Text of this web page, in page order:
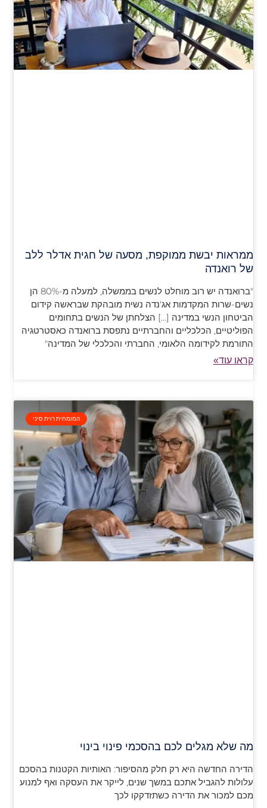
ממראות יבשת ממוקפת, מסעה של חגית אדלר ללב
של רואנדה
"ברואנדה יש רוב מוחלט לנשים בממשלה, למעלה מ-80% הן
נשים-שרות המקדמות אג'נדה נשית מובהקת שבראשה קידום
הביטחון הנשי במדינה […] הצלחתן של הנשים בתחומים
הפוליטיים, הכלכליים והחברתיים נתפסת ברואנדה כאסטרטגיה
התורמת לקידומה הלאומי, החברתי והכלכלי של המדינה"
קראו עוד»
המומחית רוית סיני
מה שלא מגלים לכם בהסכמי פינוי בינוי
הדירה החדשה היא רק חלק מהסיפור: האותיות הקטנות בהסכם
עלולות להגביל אתכם במשך שנים, לייקר את העסקה ואף למנוע
מכם למכור את הדירה כשתזדקקו לכך